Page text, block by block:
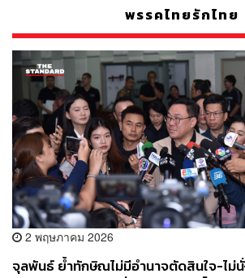
พรรคไทยรักไทย
2 พฤษภาคม 2026
จุลพันธ์ ย้ำทักษิณไม่มีอำนาจตัดสินใจ-ไม่